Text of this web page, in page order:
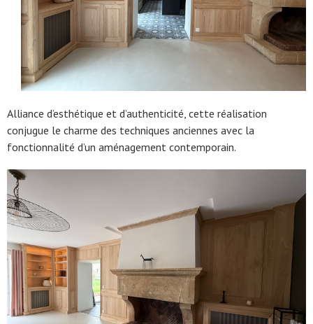
Alliance d’esthétique et d’authenticité, cette réalisation
conjugue le charme des techniques anciennes avec la
fonctionnalité d’un aménagement contemporain.